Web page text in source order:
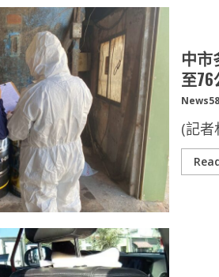
中
至
(記者